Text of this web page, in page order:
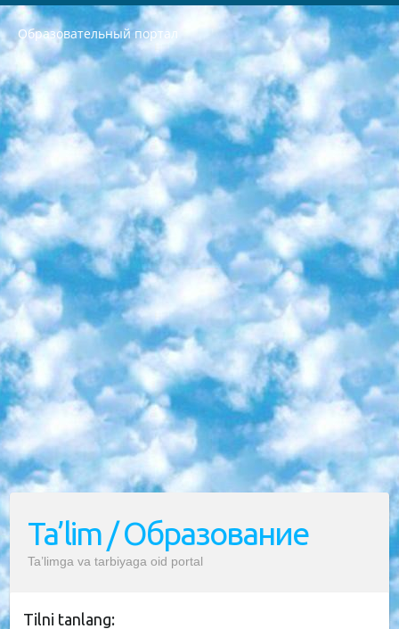
Образовательный портал
РЕСПУБЛИКА УЗБЕКИСТАН МИНИСТРЕРСТВО ДОШКОЛЬНОГО И ШКОЛЬНОГО ОБРАЗОВАНИЯ КОМАНДА в общеобразовательных учреждениях в 2023-2024 учебном году организация и проведение итоговой государственной аттестации обучающихся о Министра дошкольного и школьного образования Республики Узбекистан от 4 марта 2008 года (постановлением Минюста от 20 марта 2008 года № 1778 государственной регистрации) «Итоговое состояние учащихся общего среднего образования на основании положения об утверждении положения об аттестации общего среднего образования выпускной экзамен студентов в образовательных учреждениях в 2023-2024 учебном году В целях организации и прохождения аттестации приказываю: 1. Следующее: перечень предметов, по которым будет проводиться итоговая государственная аттестация и экзамен формы перевода согласно приложению 1; сертификаты международного образца, оценивающие уровень владения иностранными языками перечень согласно приложению 2; 2. Педагогический при специализированных образовательных учреждениях. научно-практический центр квалификации и международной оценки (Д.Давидова) 2024 г. До 25 марта: задания по предметам, по которым будет проводиться итоговая аттестация разработка и утверждение технических условий; итоговая аттестация на основании разработанного предметного задания разработка вопросов по предметам (устно и письменно), экзамен передача; общеобразовательные средние школы и специальные учебные заведения учащиеся выпускных классов школ и интернатов в агентской системе подготовка базы данных экзаменационных материалов и критериев оценки; перевод базы экзаменационных материалов на все языки обучения подать в Республиканский образовательный центр для изготовления; варианты экзаменов на основе разработанных контрольных материалов пусть будут поставлены задачи формирования. 3. Республиканский образовательный центр (Ш.Худайкулов) до 5 апреля 2024 года. до: база данных предоставленных экзаменационных материалов на все языки обучения перевод и экспертиза; для слепых, слабовидящих, глухих, слабослышащих и умственно отсталых детей учащиеся выпускных классов специализированных школ и школ-интернатов база данных экзаменационных материалов на всех преподаваемых языках подготовка критериев оценки; специализированные школы для умственно отсталых детей и технологии для учащихся выпускных классов школ-интернатов разработка соответствующих рекомендаций и критериев проведения ЕГЭ по естествознанию давать задания. 4. Педагогический при специализированных образовательных учреждениях. Научно-практический центр навыков и международной оценки (Д.Давидова), Республика образовательный центр (Худайкулов Ш.) итоговый государственный аттестационный экзамен ориентирован на творческое и логическое мышление при подготовке базы материалов учитывать введение заданий. 5. Следует отметить, что: сертификат государственного образца о знании общеобразовательного предмета и как минимум национальный уровень B1 по предметам на иностранных языках, указанным в Приложении 2. или международно признанный сертификат эквивалентного уровня студенты, изучающие определенный предмет, освобождаются от экзамена; по соответствующим предметам запланирована итоговая государственная аттестация за день до дня, путем жеребьевки Рабочей группой (в письменной форме по предметам, проводимым в форме) из числа сформированных вариантов выбрано 2 варианта; 2 выбранных варианта экзамена анонсированы на официальном сайте министерства и все выпускники по всей стране на основе этих вариантов проводит итоговую государственную аттестацию. 6. Государственное образование учащихся средних общеобразовательных учреждений. знания в соответствии с квалификационными требованиями, которые необходимо приобрести на основании стандартов итоговый (выпускной) контроль для 9 и 11 классов в целях тестирования Экзамены (далее – экзамены) состоят из предметов, перечисленных в приложении 1. будет сделано. 7. Экзамены пройдут с 26 мая по 15 июня 2024 г. (кроме науки физического воспитания). 8. Физическая для учащихся 9 классов общесредних образовательных учреждений. Экзамены по предмету «Образование, квалификация медицина» 1-6 мая 2024 года. сотрудники перевести под присмотр (с отклонениями в физическом или умственном развитии) специализированная школа для детей, школы-интернаты и со сколиозом школы-интернаты санаторного типа для больных детей исключены). 9. Он был слепым, слабовидящим и имел нарушения опорно-двигательного аппарата. экзамены в специализированных школах и интернатах для детей должны проводиться исходя из требований, предъявляемых к общеобразовательным учреждениям (физкультура кроме науки). 10. Специализированная школа для глухих и слабослышащих детей. и экзамены в интернатах и быть реализован в виде письменного теста по математике. 11. Специальность для умственно отсталых детей. Для 9 класса Родной язык и литературное письмо Государственный язык (язык обучения – узбекский). для неклассов) написано Математическое письмо Письменная/устная история Узбекистана Физическое воспитание практично Итоговый контроль Для 11 класса Написание родного языка и литературы (эссе) Математическое письмо Узбекский язык (обучение на узбекском языке) не посещающее общее среднее образование для учреждений)/Образовательное учреждение выбор письменный и устный Иностранный язык письменный/устный Письменная/устная история Узбекистана *По выбору студента:  Химия  Физика  Основы государственного права  География 10 бесплатных образовательных ресурсов - Мы составили подборку онлайн-проектов с интерактивными упражнениями, видеолекциями и статьями. Они помогут вам обрести новые и освежить старые знания бесплатно. 1. «ИНТУИТ» Старейшая образовательная площадка Рунета. Здесь вы найдёте сотни текстовых и видеокурсов на десятки различных тем — от программирования до психологии. Многие курсы подготовлены российскими университетами и крупными международными компаниями вроде Intel и Microsoft. Самостоятельное обучение бесплатное, но желающие могут оплатить услуги персональных наставников. 2. «Смартия» знакомит с актуальными профессиями и подсказывает, как им обучаться. Выбрав заинтересовавшую вас специальность — SMM-специалист, фотограф, веб-дизайнер или другую, — увидите список необходимых для неё умений. Чтобы вы могли освоить их самостоятельно, для каждого умения площадка отображает подборку ссылок на учебные материалы. Хотя «Смартия» ориентируется на русскоязычную аудиторию, часть контента всё же доступна только на английском. 3. «Лекторий Физтеха» Проект Московского физико-технического института (Физтеха). С его помощью вы можете смотреть онлайн серии лекций, записанные на видео в этом вузе. В числе доступных предметов — физика, биология, химия, информационные технологии и другие. К некоторым лекциям администрация ресурса прилагает готовые конспекты, которые можно скачивать в PDF-формате. 4. ITMOcourses Онлайн-площадка Санкт-Петербургского национального исследовательского университета информационных технологий, механики и оптики (ИТМО). Ресурс предоставляет свободный доступ к курсам, разработанным в этом вузе. Каталог материалов разбит на четыре категории: «Оптические системы и технологии», «Приборостроение и робототехника», «Информационные технологии» и «Биотехнологии». Курсы состоят из видеолекций, интерактивных демонстраций и заданий. 5. «КиберЛенинка» Электронная научная библиотека открытого доступа. Каталог площадки регулярно обрастает текстами статей из различных научных изданий. Сгруппированные по журналам и рубрикам публикации можно читать онлайн или скачивать целиком в PDF-формате. Проект нацелен на популяризацию науки за счёт открытого доступа к качественной информации. 6. «ПостНаука» На этом ресурсе публикуют подборки видеолекций, составленные экспертами из разных отраслей и объединённые общими темами. Среди них, к примеру, есть серии «Биоинформатика и геномика», «Культура средневековой Скандинавии» и Cinema Studies о теории кино. Каждая подборка лекций — логически связанная история, рассказанная экспертом от первого лица. Кроме того, на сайте появляются научно-образовательные статьи и тесты на разные темы. 7. «Newочём» Команда проекта «Newочём» отбирает самые интересные тексты из англоязычных СМИ и переводит те из них, за которые голосуют участники сообщества «ВКонтакте». По большей части это научно-популярные статьи. Редакторы придумывают лишь заголовки, в остальном содержание переводов соответствует оригиналам. Полные тексты можно читать прямо в социальной сети. 8. InternetUrok Онлайн-база материалов по основным дисциплинам школьной программы. Информация на сайте структурирована по классам, предметам и темам (урокам). Каждый урок состоит из видеолекций и конспектов. Есть также интерактивные тренажёры и тесты для закрепления пройденного материала. Даже если вы давно окончили школу, возможность повторить программу старших классов всегда может пригодиться. 9. Edutainme Ещё один ресурс об образовании. В отличие от Newtonew, как мне кажется, Edutainme больше ориентируется на представителей индустрии: педагогов, предпринимателей, разработчиков образовательных проектов. Но и любой, кто просто стремится к саморазвитию, найдёт на сайте много полезного и интересного для себя. Например, информацию о новых курсах и образовательных сервисах. 10. Newtonew Онлайн-медиа об образовании и обучении в широком смысле. Авторы Newtonew пишут об инструментах, заведениях, тактиках и стратегиях, которые помогают учить других и получать новые знания самостоятельно. На этой площадке вы найдёте новости, обзоры, аналитические мат
Ta’lim / Образование
Ta’limga va tarbiyaga oid portal
Tilni tanlang: